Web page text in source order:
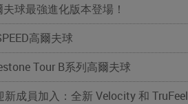
球最強進化版本登場！
高爾夫球
Tour B系列高爾夫球
成員加入：全新 Velocity 和 TruFeel